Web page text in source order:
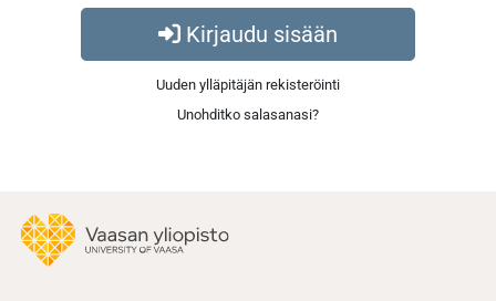
Kirjaudu sisään
Uuden ylläpitäjän rekisteröinti
Unohditko salasanasi?